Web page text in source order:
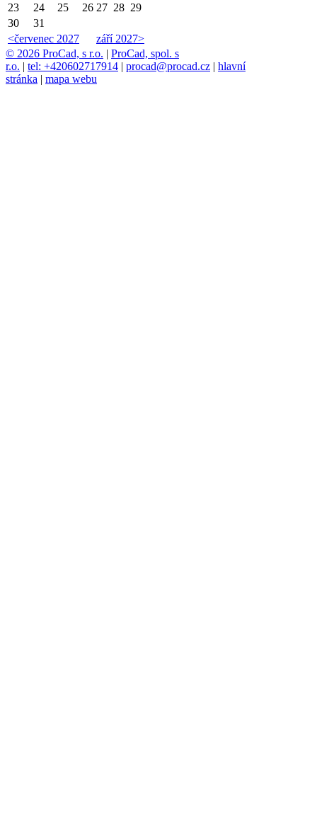
<červenec 2027 září 2027>
23 24 25 26 27 28 29
30
31
© 2026 ProCad, s r.o. | ProCad, spol. s
r.o. | tel: +420602717914 | procad@procad.cz | hlavní
stránka | mapa webu